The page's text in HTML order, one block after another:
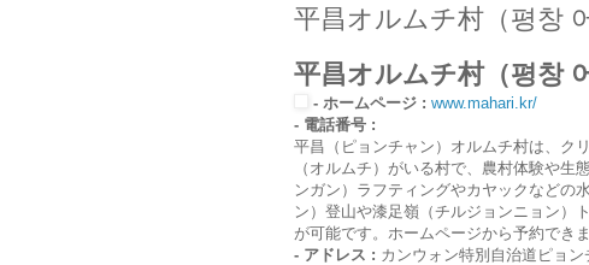
平昌オルムチ村（평창
平昌オルムチ村（평창
- ホームページ : www.mahari.kr/
- 電話番号 :
平昌（ピョンチャン）オルムチ村は、ク
（オルムチ）がいる村で、農村体験や生
ンガン）ラフティングやカヤックなどの
ン）登山や漆足嶺（チルジョンニョン）
が可能です。ホームページから予約できま
- アドレス : カンウォン特別自治道ピョ